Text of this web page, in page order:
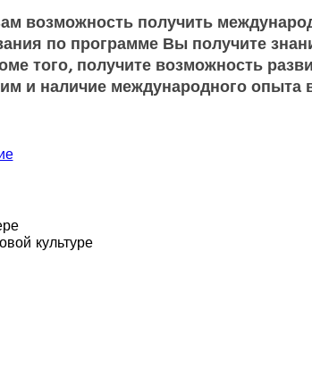
возможность получить
по программе Вы получите
того, получите возможность
и наличие международного опыта
культуре